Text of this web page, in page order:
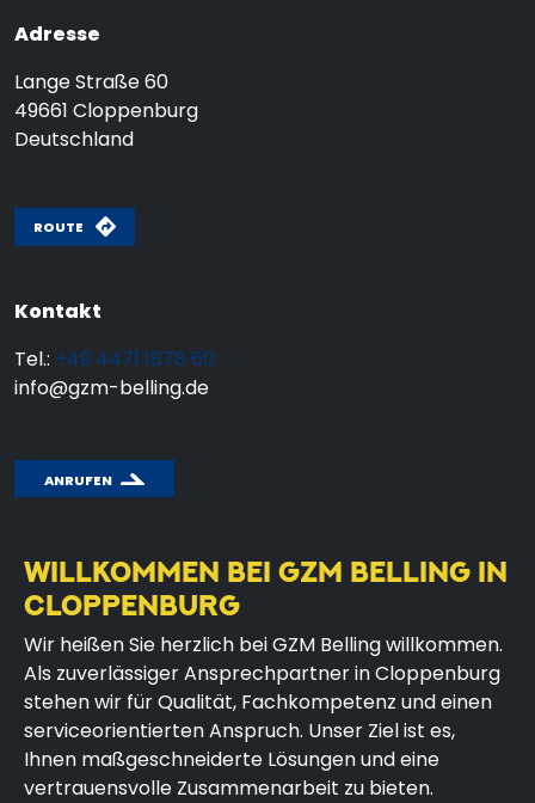
Adresse
Lange Straße 60
49661 Cloppenburg
Deutschland
ROUTE
Kontakt
Tel.: +49 4471 1878 60
info@gzm-belling.de
ANRUFEN
WILLKOMMEN BEI GZM BELLING IN
CLOPPENBURG
Wir heißen Sie herzlich bei GZM Belling willkommen.
Als zuverlässiger Ansprechpartner in Cloppenburg
stehen wir für Qualität, Fachkompetenz und einen
serviceorientierten Anspruch. Unser Ziel ist es,
Ihnen maßgeschneiderte Lösungen und eine
vertrauensvolle Zusammenarbeit zu bieten.